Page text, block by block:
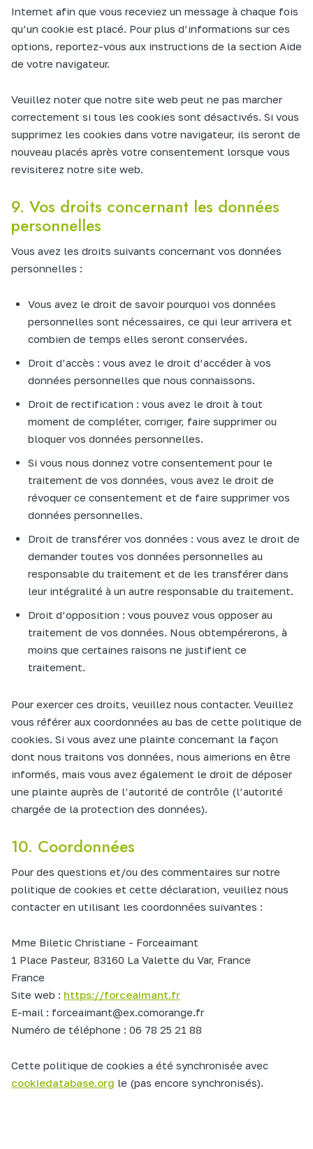
Internet afin que vous receviez un message à chaque fois
qu’un cookie est placé. Pour plus d’informations sur ces
options, reportez-vous aux instructions de la section Aide
de votre navigateur.
Veuillez noter que notre site web peut ne pas marcher
correctement si tous les cookies sont désactivés. Si vous
supprimez les cookies dans votre navigateur, ils seront de
nouveau placés après votre consentement lorsque vous
revisiterez notre site web.
9. Vos droits concernant les données
personnelles
Vous avez les droits suivants concernant vos données
personnelles :
Vous avez le droit de savoir pourquoi vos données
personnelles sont nécessaires, ce qui leur arrivera et
combien de temps elles seront conservées.
Droit d’accès : vous avez le droit d’accéder à vos
données personnelles que nous connaissons.
Droit de rectification : vous avez le droit à tout
moment de compléter, corriger, faire supprimer ou
bloquer vos données personnelles.
Si vous nous donnez votre consentement pour le
traitement de vos données, vous avez le droit de
révoquer ce consentement et de faire supprimer vos
données personnelles.
Droit de transférer vos données : vous avez le droit de
demander toutes vos données personnelles au
responsable du traitement et de les transférer dans
leur intégralité à un autre responsable du traitement.
Droit d’opposition : vous pouvez vous opposer au
traitement de vos données. Nous obtempérerons, à
moins que certaines raisons ne justifient ce
traitement.
Pour exercer ces droits, veuillez nous contacter. Veuillez
vous référer aux coordonnées au bas de cette politique de
cookies. Si vous avez une plainte concernant la façon
dont nous traitons vos données, nous aimerions en être
informés, mais vous avez également le droit de déposer
une plainte auprès de l’autorité de contrôle (l’autorité
chargée de la protection des données).
10. Coordonnées
Pour des questions et/ou des commentaires sur notre
politique de cookies et cette déclaration, veuillez nous
contacter en utilisant les coordonnées suivantes :
Mme Biletic Christiane - Forceaimant
1 Place Pasteur, 83160 La Valette du Var, France
France
Site web : https://forceaimant.fr
E-mail : forceaimant@ex.comorange.fr
Numéro de téléphone : 06 78 25 21 88
Cette politique de cookies a été synchronisée avec
cookiedatabase.org le (pas encore synchronisés).